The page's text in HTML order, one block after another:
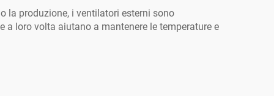
la produzione, i ventilatori esterni sono
loro volta aiutano a mantenere le temperature e